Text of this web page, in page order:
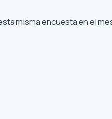
misma encuesta en el